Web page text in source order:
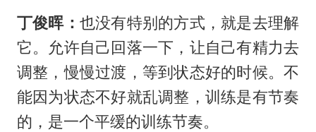
丁俊晖： 也没有特别的方式，就是去理解
它。允许自己回落一下，让自己有精力去
调整，慢慢过渡，等到状态好的时候。不
能因为状态不好就乱调整，训练是有节奏
的，是一个平缓的训练节奏。